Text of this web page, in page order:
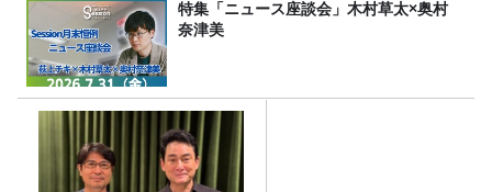
特集「ニュース座談会」木村草太×奥村
奈津美